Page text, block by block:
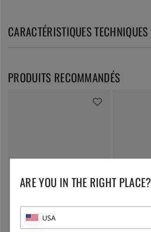
CARACTÉRISTIQUES TECHNIQUES
FRIFRI
80 €
ÖSTLIN
service
PRODUITS RECOMMANDÉS
ARE YOU IN THE RIGHT PLACE?
USA